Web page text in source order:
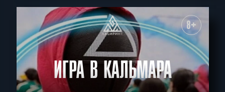
8+
ИГРА В КАЛЬМАРА